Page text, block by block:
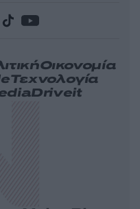
Οικονομία
Τεχνολογία
Driveit